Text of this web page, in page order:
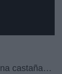
castaña…